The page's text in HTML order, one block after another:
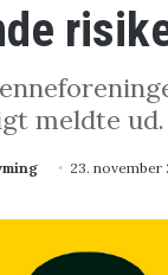
meldte ud.
23. november